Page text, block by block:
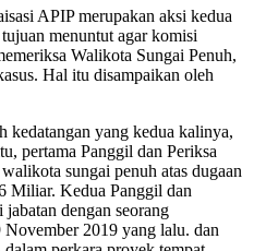
APIP merupakan aksi kedua
menuntut agar komisi
Walikota Sungai Penuh,
Hal itu disampaikan oleh
kedatangan yang kedua kalinya,
pertama Panggil dan Periksa
sungai penuh atas dugaan
Miliar. Kedua Panggil dan
dengan seorang
2019 yang lalu. dan